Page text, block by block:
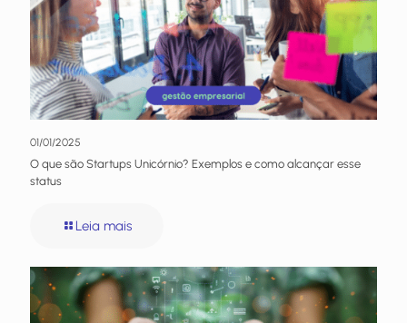
01/01/2025
O que são Startups Unicórnio? Exemplos e como alcançar esse
status
Leia mais